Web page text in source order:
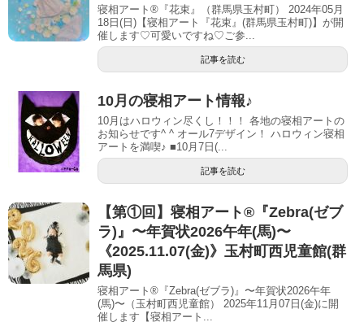
寝相アート®『花束』（群馬県玉村町） 2024年05月
18日(日)【寝相アート『花束』(群馬県玉村町)】が開
催します♡可愛いですね♡ご参...
記事を読む
10月の寝相アート情報♪
10月はハロウィン尽くし！！！ 各地の寝相アートの
お知らせです^ ^ オール7デザイン！ ハロウィン寝相
アートを満喫♪ ■10月7日(...
記事を読む
【第①回】寝相アート®︎『Zebra(ゼブ
ラ)』〜年賀状2026午年(馬)〜
《2025.11.07(金)》玉村町西児童館(群
馬県)
寝相アート®『Zebra(ゼブラ)』〜年賀状2026午年
(馬)〜（玉村町西児童館） 2025年11月07日(金)に開
催します【寝相アート...